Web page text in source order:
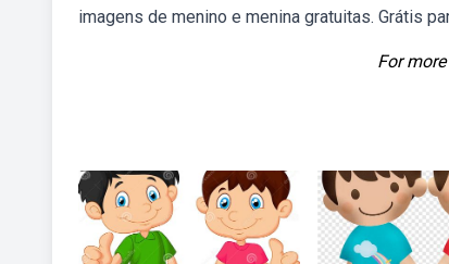
imagens de menino e menina gratuitas. Grátis
For